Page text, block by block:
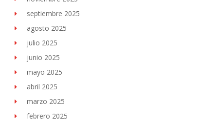
septiembre 2025
agosto 2025
julio 2025
junio 2025
mayo 2025
abril 2025
marzo 2025
febrero 2025